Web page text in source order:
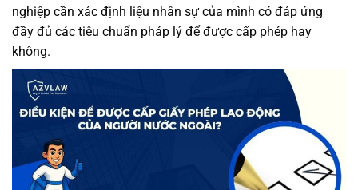
nghiệp cần xác định liệu nhân sự của mình có đáp ứng
đầy đủ các tiêu chuẩn pháp lý để được cấp phép hay
không.